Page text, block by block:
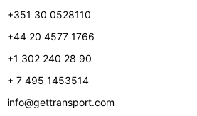
+351 30 0528110
+44 20 4577 1766
+1 302 240 28 90
+ 7 495 1453514
info@gettransport.com